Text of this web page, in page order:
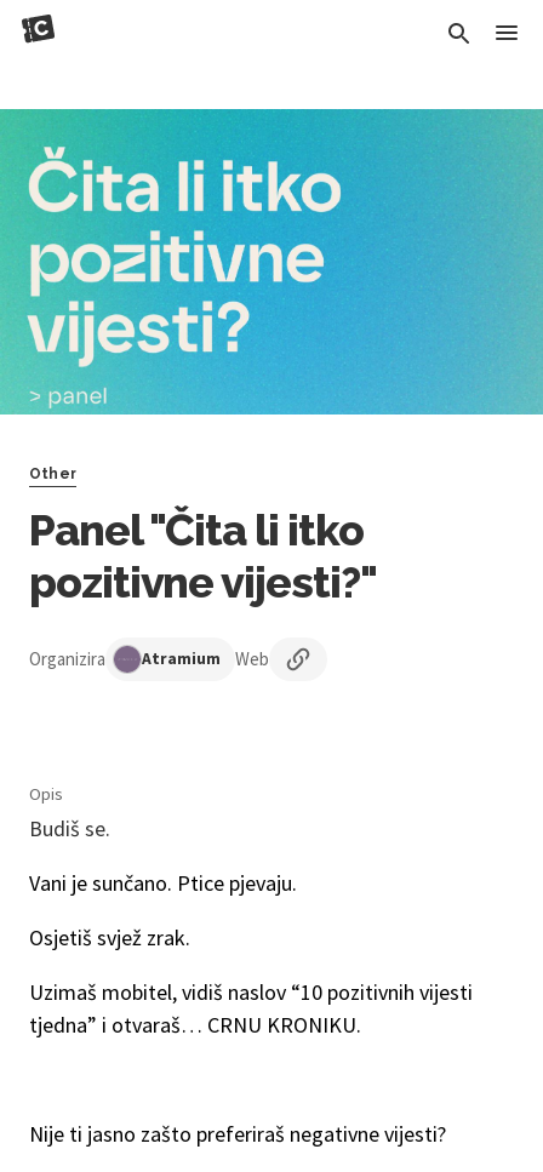
Other
Panel "Čita li itko
pozitivne vijesti?"
Organizira Atramium Web
Opis
Budiš se.
Vani je sunčano. Ptice pjevaju.
Osjetiš svjež zrak.
Uzimaš mobitel, vidiš naslov “10 pozitivnih vijesti
tjedna” i otvaraš… CRNU KRONIKU.
Nije ti jasno zašto preferiraš negativne vijesti?